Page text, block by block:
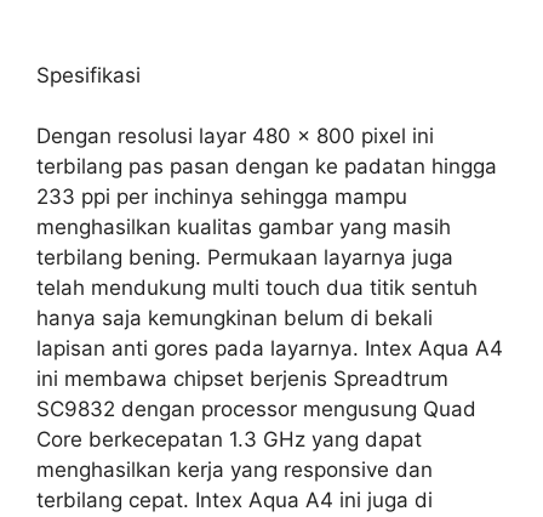
Spesifikasi
Dengan resolusi layar 480 x 800 pixel ini
terbilang pas pasan dengan ke padatan hingga
233 ppi per inchinya sehingga mampu
menghasilkan kualitas gambar yang masih
terbilang bening. Permukaan layarnya juga
telah mendukung multi touch dua titik sentuh
hanya saja kemungkinan belum di bekali
lapisan anti gores pada layarnya. Intex Aqua A4
ini membawa chipset berjenis Spreadtrum
SC9832 dengan processor mengusung Quad
Core berkecepatan 1.3 GHz yang dapat
menghasilkan kerja yang responsive dan
terbilang cepat. Intex Aqua A4 ini juga di